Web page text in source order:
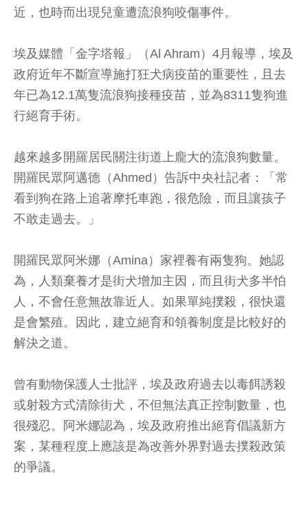
近，也時而出現兒童遭流浪狗咬傷事件。
埃及媒體「金字塔報」（Al Ahram）4月報導，埃及
政府近年不斷宣導施打狂犬病疫苗的重要性，且去
年已為12.1萬隻流浪狗接種疫苗，並為8311隻狗進
行絕育手術。
越來越多開羅居民關注街道上龐大的流浪狗數量。
開羅民眾阿邁德（Ahmed）告訴中央社記者：「常
看到狗在路上追著摩托車跑，很危險，而且讓孩子
不敢走過去。」
開羅民眾阿米娜（Amina）家裡養有兩隻狗。她認
為，人類棄養才是街犬增加主因，而且街犬多半怕
人，不會任意無故靠近人。如果單純撲殺，很快還
是會繁殖。因此，建立絕育和領養制度是比較好的
解決之道。
曾有動物保護人士批評，埃及政府過去以毒餌誘殺
或射殺方式清除街犬，不但無法真正控制數量，也
很殘忍。阿米娜認為，埃及政府推出絕育倡議新方
案，某種程度上應該是為改善外界對過去撲殺政策
的爭議。